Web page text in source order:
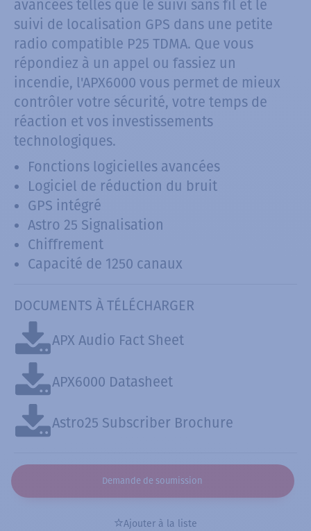
avancées telles que le suivi sans fil et le
suivi de localisation GPS dans une petite
radio compatible P25 TDMA. Que vous
répondiez à un appel ou fassiez un
incendie, l'APX6000 vous permet de mieux
contrôler votre sécurité, votre temps de
réaction et vos investissements
technologiques.
Fonctions logicielles avancées
Logiciel de réduction du bruit
GPS intégré
Astro 25 Signalisation
Chiffrement
Capacité de 1250 canaux
DOCUMENTS À TÉLÉCHARGER
APX Audio Fact Sheet
APX6000 Datasheet
Astro25 Subscriber Brochure
Demande de soumission
Ajouter à la liste